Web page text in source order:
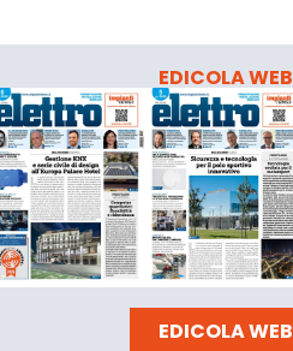
EDICOLA WEB
EDICOLA WEB